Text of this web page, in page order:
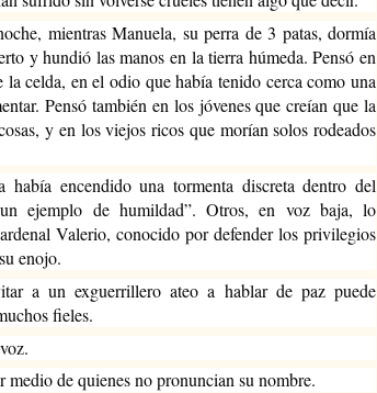
mientras Manuela, su perra de 3 patas, dormía
y hundió las manos en la tierra húmeda. Pensó en
celda, en el odio que había tenido cerca como una
Pensó también en los jóvenes que creían que la
y en los viejos ricos que morían solos rodeados
encendido una tormenta discreta dentro del
ejemplo de humildad”. Otros, en voz baja, lo
Valerio, conocido por defender los privilegios
enojo.
a un exguerrillero ateo a hablar de paz puede
fieles.
de quienes no pronuncian su nombre.